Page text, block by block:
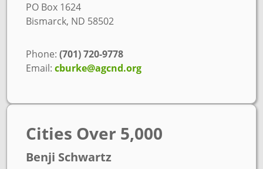
PO Box 1624
Bismarck, ND 58502
Phone:(701) 720-9778
Email:cburke@agcnd.org
Cities Over 5,000
Benji Schwartz